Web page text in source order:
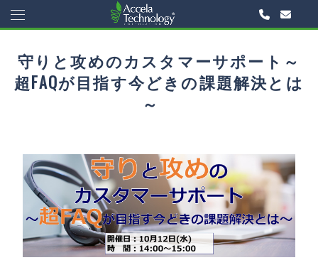
守りと攻めのカスタマーサポート～
超FAQが目指す今どきの課題解決とは
～